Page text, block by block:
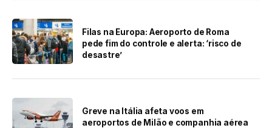
Filas na Europa: Aeroporto de Roma
pede fim do controle e alerta: ‘risco de
desastre’
Greve na Itália afeta voos em
aeroportos de Milão e companhia aérea